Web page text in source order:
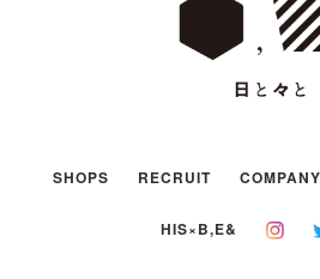
SHOPS RECRUIT COMPANY
HIS×B,E&